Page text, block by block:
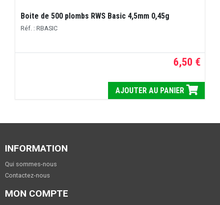
Boite de 500 plombs RWS Basic 4,5mm 0,45g
Réf. : RBASIC
6,50 €
AJOUTER AU PANIER
INFORMATION
Qui sommes-nous
Contactez-nous
MON COMPTE